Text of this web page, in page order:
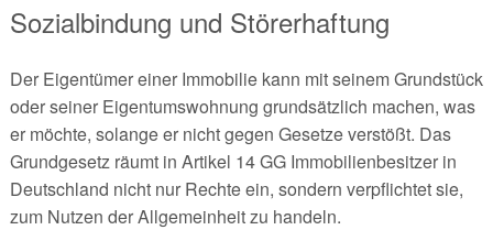
Sozialbindung und Störerhaftung
Der Eigentümer einer Immobilie kann mit seinem Grundstück
oder seiner Eigentumswohnung grundsätzlich machen, was
er möchte, solange er nicht gegen Gesetze verstößt. Das
Grundgesetz räumt in Artikel 14 GG Immobilienbesitzer in
Deutschland nicht nur Rechte ein, sondern verpflichtet sie,
zum Nutzen der Allgemeinheit zu handeln.